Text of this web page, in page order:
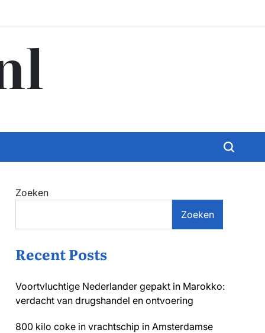
Zoeken
Zoeken
Recent Posts
Voortvluchtige Nederlander gepakt in Marokko:
verdacht van drugshandel en ontvoering
800 kilo coke in vrachtschip in Amsterdamse